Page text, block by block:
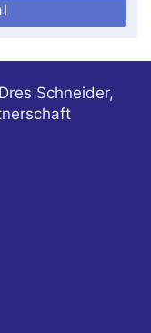
Schneider,